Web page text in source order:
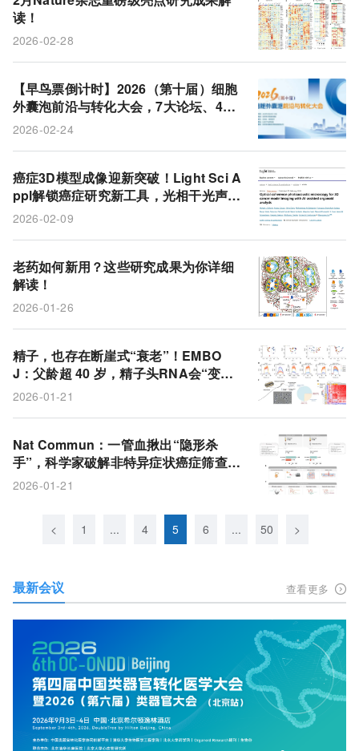
读！
2026-02-28
【早鸟票倒计时】2026（第十届）细胞
外囊泡前沿与转化大会，7大论坛、40
+主题演讲，3月26-27日北京召开！
2026-02-24
癌症3D模型成像迎新突破！Light Sci A
ppl解锁癌症研究新工具，光相干光声显
微镜结合AI实现精准分析
2026-02-09
老药如何新用？这些研究成果为你详细
解读！
2026-01-26
精子，也存在断崖式“衰老”！EMBO
J：父龄超 40 岁，精子头RNA会“变
长”，后代更易出现代谢异常和神经精神
2026-01-21
Nat Commun：一管血揪出“隐形杀
手”，科学家破解非特异症状癌症筛查难
题
2026-01-21
< 1 ... 4 5 6 ... 50 >
最新会议 查看更多